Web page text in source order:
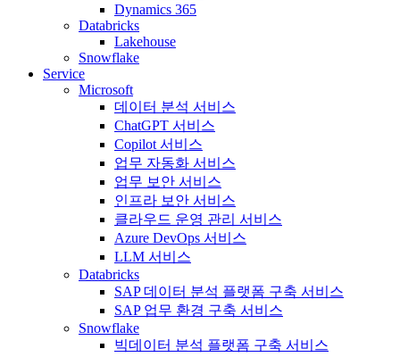
Dynamics 365
Databricks
Lakehouse
Snowflake
Service
Microsoft
데이터 분석 서비스
ChatGPT 서비스
Copilot 서비스
업무 자동화 서비스
업무 보안 서비스
인프라 보안 서비스
클라우드 운영 관리 서비스
Azure DevOps 서비스
LLM 서비스
Databricks
SAP 데이터 분석 플랫폼 구축 서비스
SAP 업무 환경 구축 서비스
Snowflake
빅데이터 분석 플랫폼 구축 서비스